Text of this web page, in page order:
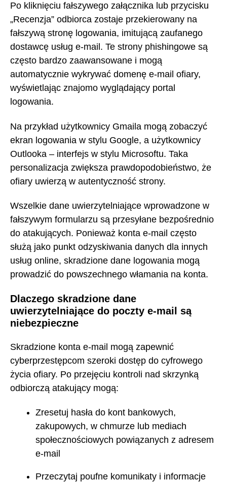
Po kliknięciu fałszywego załącznika lub przycisku
„Recenzja” odbiorca zostaje przekierowany na
fałszywą stronę logowania, imitującą zaufanego
dostawcę usług e-mail. Te strony phishingowe są
często bardzo zaawansowane i mogą
automatycznie wykrywać domenę e-mail ofiary,
wyświetlając znajomo wyglądający portal
logowania.
Na przykład użytkownicy Gmaila mogą zobaczyć
ekran logowania w stylu Google, a użytkownicy
Outlooka – interfejs w stylu Microsoftu. Taka
personalizacja zwiększa prawdopodobieństwo, że
ofiary uwierzą w autentyczność strony.
Wszelkie dane uwierzytelniające wprowadzone w
fałszywym formularzu są przesyłane bezpośrednio
do atakujących. Ponieważ konta e-mail często
służą jako punkt odzyskiwania danych dla innych
usług online, skradzione dane logowania mogą
prowadzić do powszechnego włamania na konta.
Dlaczego skradzione dane
uwierzytelniające do poczty e-mail są
niebezpieczne
Skradzione konta e-mail mogą zapewnić
cyberprzestępcom szeroki dostęp do cyfrowego
życia ofiary. Po przejęciu kontroli nad skrzynką
odbiorczą atakujący mogą:
Zresetuj hasła do kont bankowych,
zakupowych, w chmurze lub mediach
społecznościowych powiązanych z adresem
e-mail
Przeczytaj poufne komunikaty i informacje